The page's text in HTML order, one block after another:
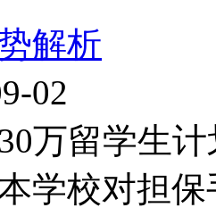
解析
02
万留学生
学校对担